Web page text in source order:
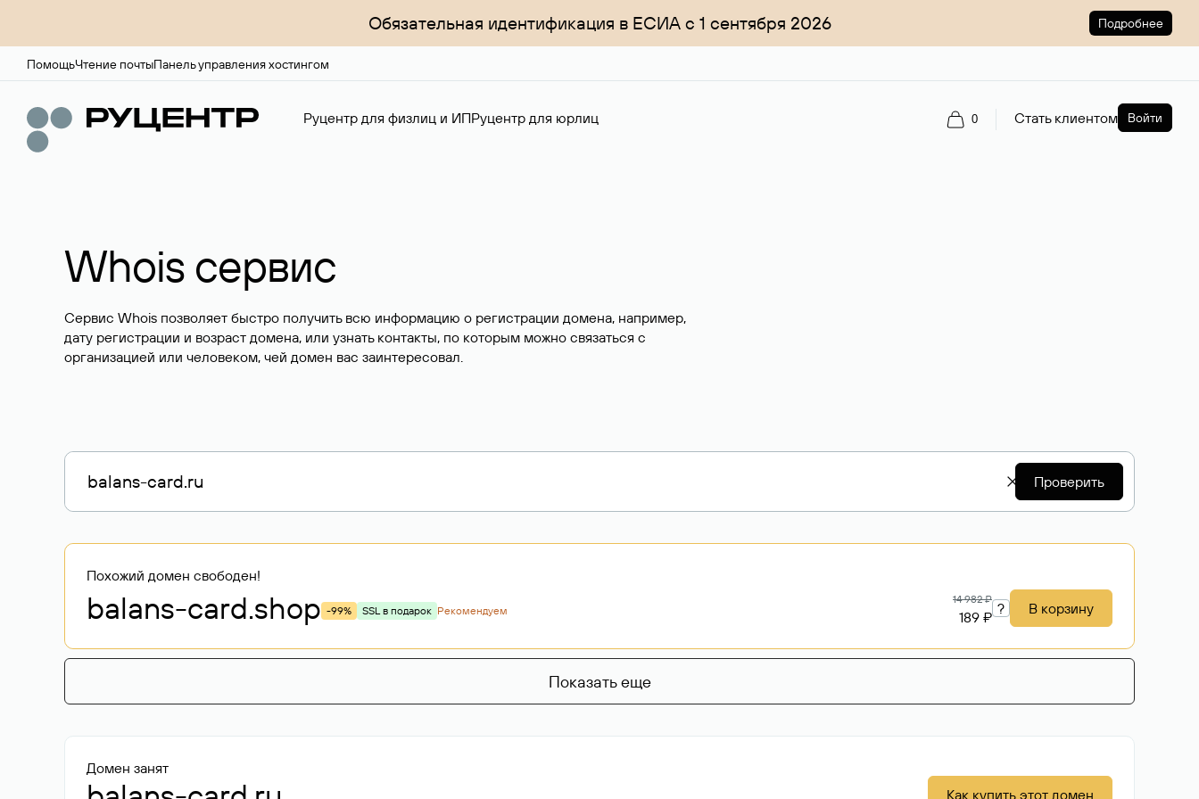
Обязательная идентификация в ЕСИА с 1 сентября 2026 Подробнее
ПомощьЧтение почтыПанель управления хостингом
Руцентр для физлиц и ИПРуцентр для юрлиц 0 Стать клиентом Войти
Whois сервис
Сервис Whois позволяет быстро получить всю информацию о регистрации домена, например,
дату регистрации и возраст домена, или узнать контакты, по которым можно связаться с
организацией или человеком, чей домен вас заинтересовал.
Проверить
Похожий домен свободен!
balans-card.shop -99% SSL в подарок Рекомендуем
14 982 ₽
189 ₽ ? В корзину
Показать еще
Домен занят
Как купить этот домен